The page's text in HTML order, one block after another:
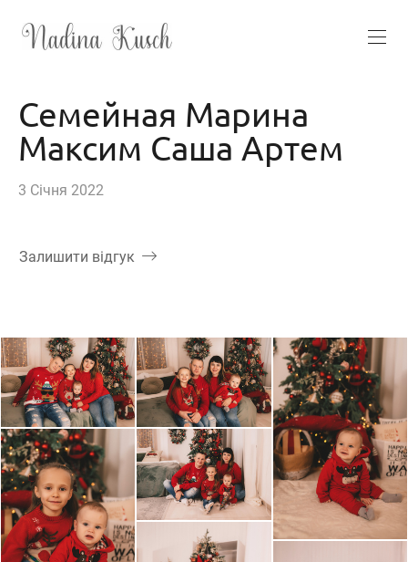
Семейная Марина
Максим Саша Артем
3 Січня 2022
Залишити відгук